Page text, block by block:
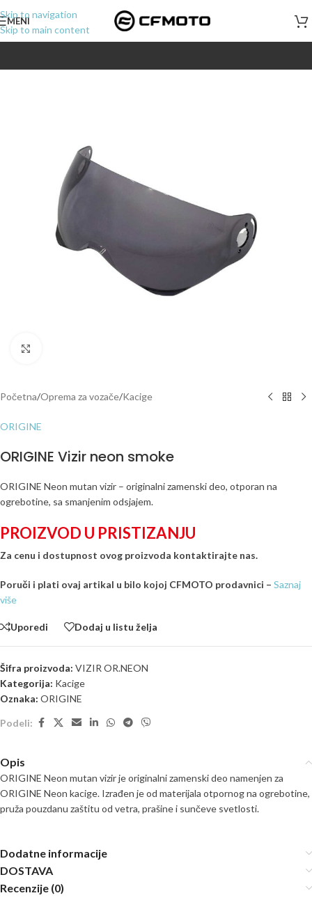
Skip to navigation
Skip to main content
MENI
Početna/Oprema za vozače/Kacige
ORIGINE
ORIGINE Vizir neon smoke
ORIGINE Neon mutan vizir – originalni zamenski deo, otporan na
ogrebotine, sa smanjenim odsjajem.
PROIZVOD U PRISTIZANJU
Za cenu i dostupnost ovog proizvoda kontaktirajte nas.
Poruči i plati ovaj artikal u bilo kojoj CFMOTO prodavnici – Saznaj
više
Uporedi Dodaj u listu želja
Šifra proizvoda: VIZIR OR.NEON
Kategorija: Kacige
Oznaka: ORIGINE
Podeli:
Opis
ORIGINE Neon mutan vizir je originalni zamenski deo namenjen za
ORIGINE Neon kacige. Izrađen je od materijala otpornog na ogrebotine,
pruža pouzdanu zaštitu od vetra, prašine i sunčeve svetlosti.
Dodatne informacije
DOSTAVA
Recenzije (0)